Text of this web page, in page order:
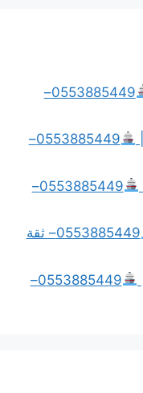
0553885449–
0553885449–
0553885449–
0553885449– ثقة
0553885449–